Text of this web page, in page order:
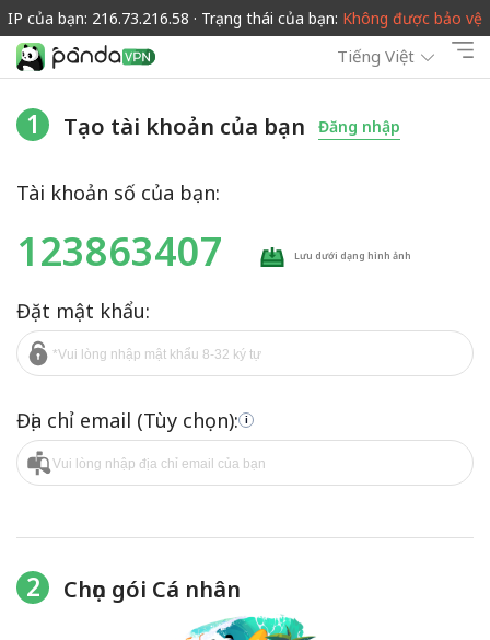
IP của bạn: 216.73.216.58 · Trạng thái của bạn: Không được bảo vệ
Tiếng Việt
1 Tạo tài khoản của bạn Đăng nhập
Tài khoản số của bạn:
123863407 Lưu dưới dạng hình ảnh
Đặt mật khẩu:
Địa chỉ email (Tùy chọn): i
2 Chọn gói Cá nhân